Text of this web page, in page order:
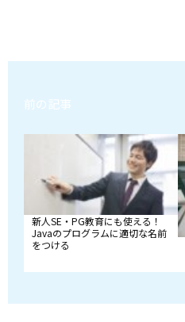
前の記事
新人SE・PG教育にも使える！
Javaのプログラムに適切な名前
をつける